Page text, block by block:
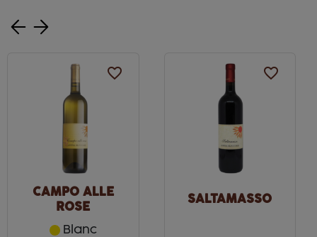
favorite_border
CAMPO ALLE
ROSE
Blanc
favorite_border
SALTAMASSO